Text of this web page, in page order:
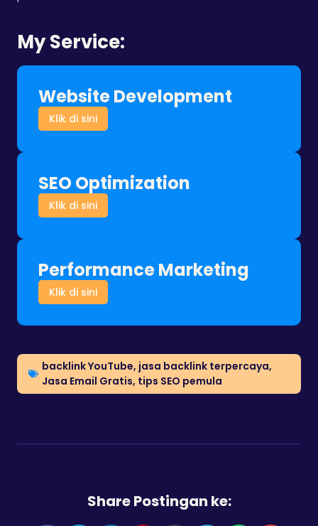
My Service:
Website Development
Klik di sini
SEO Optimization
Klik di sini
Performance Marketing
Klik di sini
backlink YouTube, jasa backlink terpercaya,
Jasa Email Gratis, tips SEO pemula
Share Postingan ke: